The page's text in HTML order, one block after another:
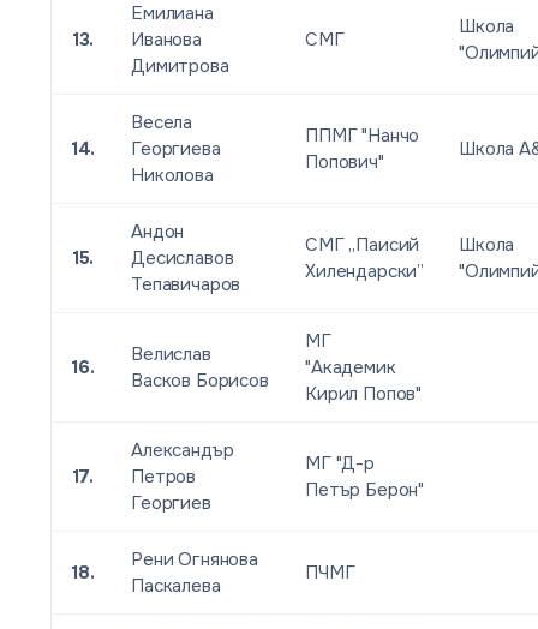
13.
Емилиана
Иванова
Димитрова
СМГ
Школа
14.
Весела
Георгиева
Николова
ППМГ "Нанчо
Попович"
Школа
15.
Андон
Десиславов
Тепавичаров
СМГ „Паисий
Хилендарски”
Школа
16.
Велислав
Васков Борисов
МГ
"Академик
Кирил Попов"
17.
Александър
Петров
Георгиев
МГ "Д-р
Петър Берон"
18.
Рени Огнянова
Паскалева
ПЧМГ